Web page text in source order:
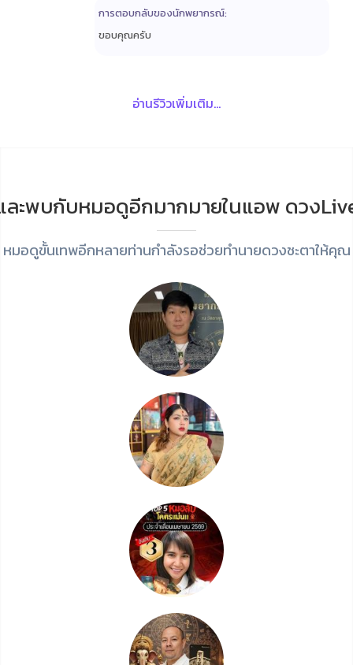
การตอบกลับของนักพยากรณ์:
ขอบคุณครับ
อ่านรีวิวเพิ่มเติม...
ละพบกับหมอดูอีกมากมายในแอพ ดวง
หมอดูขั้นเทพอีกหลายท่านกำลังรอช่วยทำนายดวงชะตาให้คุณ